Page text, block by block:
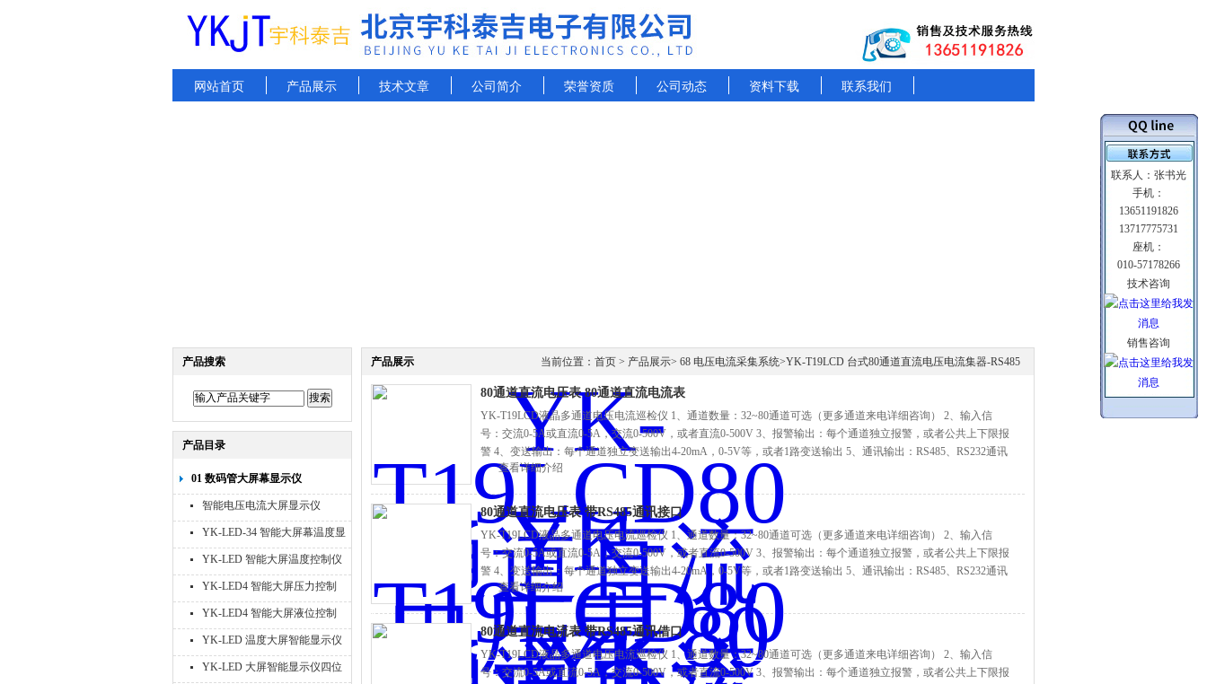
网站首页 产品展示 技术文章 公司简介 荣誉资质 公司动态 资料下载 联系我们
产品搜索
产品目录
01 数码管大屏幕显示仪
智能电压电流大屏显示仪
YK-LED-34 智能大屏幕温度显
示仪
YK-LED 智能大屏温度控制仪
YK-LED4 智能大屏压力控制
仪
YK-LED4 智能大屏液位控制
仪
YK-LED 温度大屏智能显示仪
四位十寸
YK-LED 大屏智能显示仪四位
产品展示 当前位置： 首页 > 产品展示> 68 电压电流采集系统>YK-T19LCD 台式80通道直流电压电流集器-RS485
80通道直流电压表 80通道直流电流表
YK-T19LCD液晶多通道电压电流巡检仪 1、通道数量：32~80通道可选（更多通道来电详细咨询） 2、输入信
号：交流0-5A或直流0-5A，交流0-500V，或者直流0-500V 3、报警输出：每个通道独立报警，或者公共上下限报
警 4、变送输出：每个通道独立变送输出4-20mA，0-5V等，或者1路变送输出 5、通讯输出：RS485、RS232通讯
接口 6、供电电源：220V或者DC24V
查看详细介绍
80通道直流电压表 带RS485通讯接口
YK-T19LCD液晶多通道电压电流巡检仪 1、通道数量：32~80通道可选（更多通道来电详细咨询） 2、输入信
号：交流0-5A或直流0-5A，交流0-500V，或者直流0-500V 3、报警输出：每个通道独立报警，或者公共上下限报
警 4、变送输出：每个通道独立变送输出4-20mA，0-5V等，或者1路变送输出 5、通讯输出：RS485、RS232通讯
接口 6、供电电源：220V或者DC24V
查看详细介绍
80通道直流电流表 带RS485通讯借口
YK-T19LCD液晶多通道电压电流巡检仪 1、通道数量：32~80通道可选（更多通道来电详细咨询） 2、输入信
号：交流0-5A或直流0-5A，交流0-500V，或者直流0-500V 3、报警输出：每个通道独立报警，或者公共上下限报
联系人：张书光
手机：
13651191826
13717775731
座机：
010-57178266
技术咨询
销售咨询